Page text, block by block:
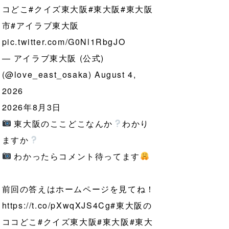
コどこ#クイズ東大阪#東大阪#東大阪
市#アイラブ東大阪
pic.twitter.com/G0Nl1RbgJO
— アイラブ東大阪 (公式)
(@love_east_osaka) August 4,
2026
2026年8月3日
東大阪のここどこなんか
わかり
ますか
わかったらコメント待ってます
前回の答えはホームページを見てね！
https://t.co/pXwqXJS4Cg#東大阪の
ココどこ #クイズ東大阪#東大阪#東大